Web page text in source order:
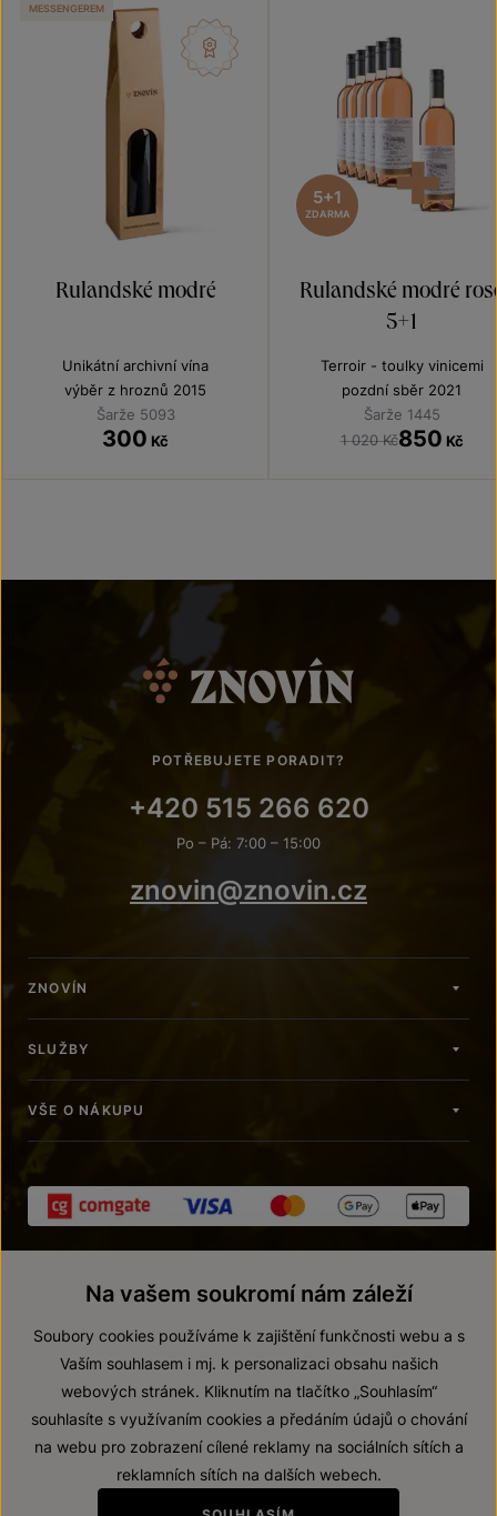
Rulandské modré
Unikátní archivní vína
výběr z hroznů 2015
Šarže 5093
300 Kč
MESSENGEREM
5+1
ZDARMA
Rulandské modré
5+1
Terroir - toulky vinicemi
pozdní sběr 2021
Šarže 1445
1 020 Kč850 Kč
POTŘEBUJETE PORADIT?
+420 515 266 620
Po – Pá: 7:00 – 15:00
znovin@znovin.cz
ZNOVÍN
SLUŽBY
VŠE O NÁKUPU
© 2026 ZNOVÍN ZNOJMO, a. s.
Prohlášení o přístupnosti
Na vašem soukromí nám záleží
Soubory cookies používáme k zajištění funkčnosti webu a s
Vaším souhlasem i mj. k personalizaci obsahu našich
webových stránek. Kliknutím na tlačítko „Souhlasím“
souhlasíte s využívaním cookies a předáním údajů o chování
na webu pro zobrazení cílené reklamy na sociálních sítích a
reklamních sítích na dalších webech.